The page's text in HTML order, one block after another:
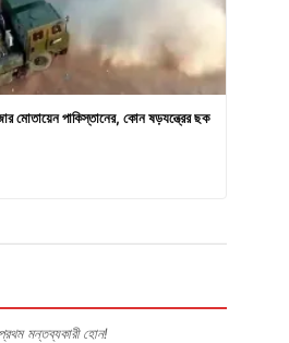
মোতায়েন পাকিস্তানের, কোন ষড়যন্ত্রের ছক
মন্তব্যকারী হোন!